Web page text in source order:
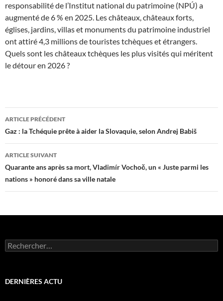
responsabilité de l’Institut national du patrimoine (NPÚ) a
augmenté de 6 % en 2025. Les châteaux, châteaux forts,
églises, jardins, villas et monuments du patrimoine industriel
ont attiré 4,3 millions de touristes tchèques et étrangers.
Quels sont les châteaux tchèques les plus visités qui méritent
le détour en 2026 ?
Navigation
des
articles
ARTICLE PRÉCÉDENT
Gaz : la Tchéquie prête à aider la Slovaquie, selon Andrej Babiš
ARTICLE SUIVANT
Quarante ans après sa mort, Vladimír Vochoč, un « Juste parmi les
nations » honoré dans sa ville natale
Rechercher :
DERNIÈRES ACTU